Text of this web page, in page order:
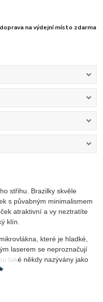
na výdejní místo zdarma
střihu. Brazilky skvěle
s půvabným minimalismem
atraktivní a vy neztratíte
klín.
které je hladké,
laserem se neproznačují
také někdy nazývány jako